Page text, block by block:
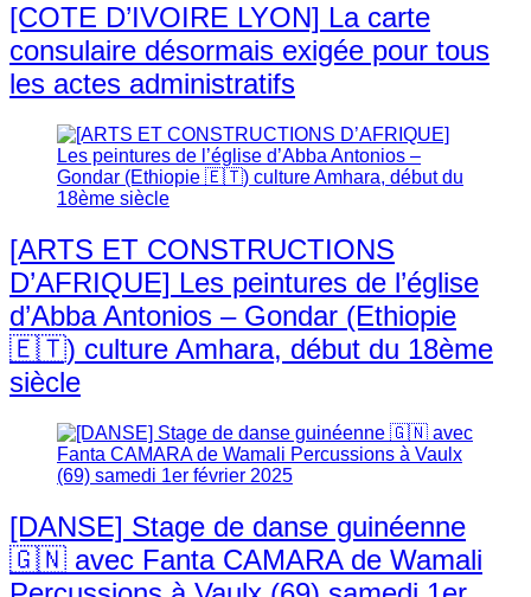
[COTE D’IVOIRE LYON] La carte
consulaire désormais exigée pour tous
les actes administratifs
[ARTS ET CONSTRUCTIONS
D’AFRIQUE] Les peintures de l’église
d’Abba Antonios – Gondar (Ethiopie
🇪🇹) culture Amhara, début du 18ème
siècle
[DANSE] Stage de danse guinéenne
🇬🇳 avec Fanta CAMARA de Wamali